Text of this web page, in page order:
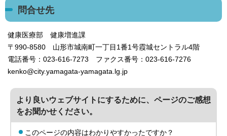
問合せ先
健康医療部 健康増進課
〒990-8580 山形市城南町一丁目1番1号霞城セントラル4階
電話番号：023-616-7273 ファクス番号：023-616-7276
kenko@city.yamagata-yamagata.lg.jp
より良いウェブサイトにするために、ページのご感想
をお聞かせください。
このページの内容はわかりやすかったですか？